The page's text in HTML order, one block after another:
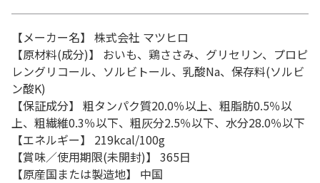
【メーカー名】 株式会社 マツヒロ
【原材料(成分)】 おいも、鶏ささみ、グリセリン、プロピ
レングリコール、ソルビトール、乳酸Na、保存料(ソルビ
ン酸K)
【保証成分】 粗タンパク質20.0％以上、粗脂肪0.5％以
上、粗繊維0.3％以下、粗灰分2.5％以下、水分28.0％以下
【エネルギー】 219kcal/100g
【賞味／使用期限(未開封)】 365日
【原産国または製造地】 中国